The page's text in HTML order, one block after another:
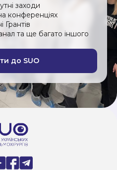
заходи
конференціях
Грантів
та ще багато іншого
до SUO